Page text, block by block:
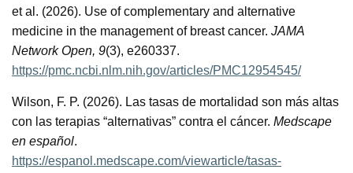
et al. (2026). Use of complementary and alternative
medicine in the management of breast cancer. JAMA
Network Open, 9(3), e260337.
https://pmc.ncbi.nlm.nih.gov/articles/PMC12954545/
Wilson, F. P. (2026). Las tasas de mortalidad son más altas
con las terapias “alternativas” contra el cáncer. Medscape
en español.
https://espanol.medscape.com/viewarticle/tasas-